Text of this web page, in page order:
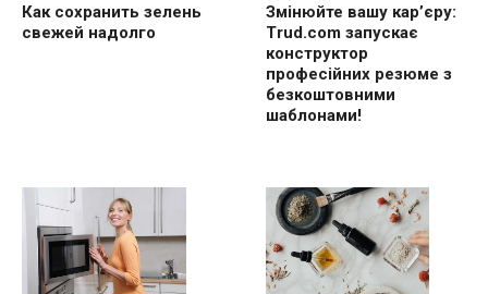
Как сохранить зелень
свежей надолго
Змінюйте вашу кар’єру:
Trud.com запускає
конструктор
професійних резюме з
безкоштовними
шаблонами!